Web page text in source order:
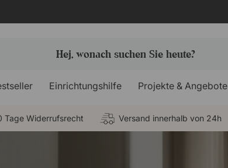
Einrichtungshilfe Projekte & Angebote
Tage Widerrufsrecht Versand innerhalb von 24h